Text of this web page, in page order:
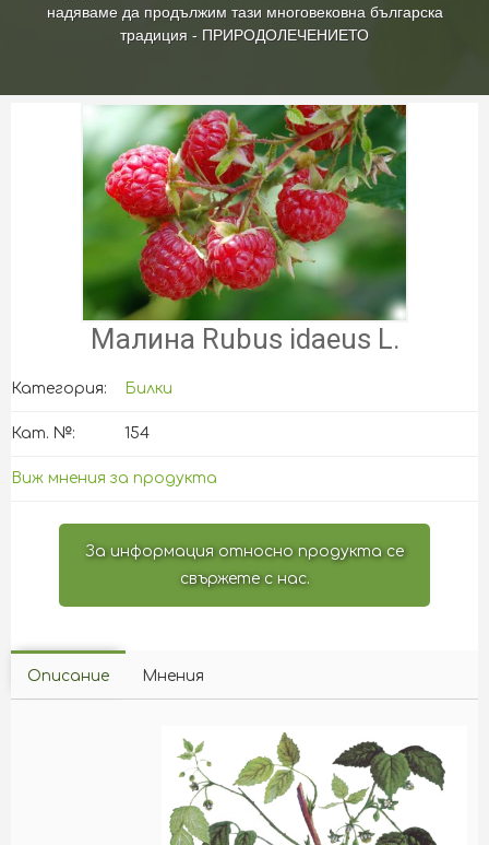
надяваме да продължим тази многовековна българска
традиция - ПРИРОДОЛЕЧЕНИЕТО
Малина Rubus idaeus L.
Категория: Билки
Кат. №: 154
Виж мнения за продукта
За информация относно продукта се
свържете с нас.
Описание Мнения